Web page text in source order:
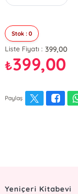
Stok : 0
Liste Fiyatı : 399,00
₺399,00
Paylaş
Yeniçeri Kitabevi